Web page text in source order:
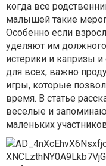
когда все
малышей такие
Особенно если
уделяют им
истерики и капризы
для всех, важно
игры, которые
время. В статье
веселые и
маленьких